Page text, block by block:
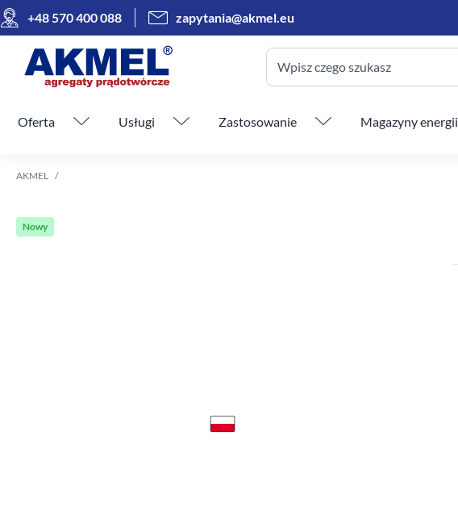
+48 570 400 088 zapytania@akmel.eu
Wpisz czego szukasz
Pomiń menu
Oferta Usługi Zastosowanie Magazyny energii
AKMEL
Nowy